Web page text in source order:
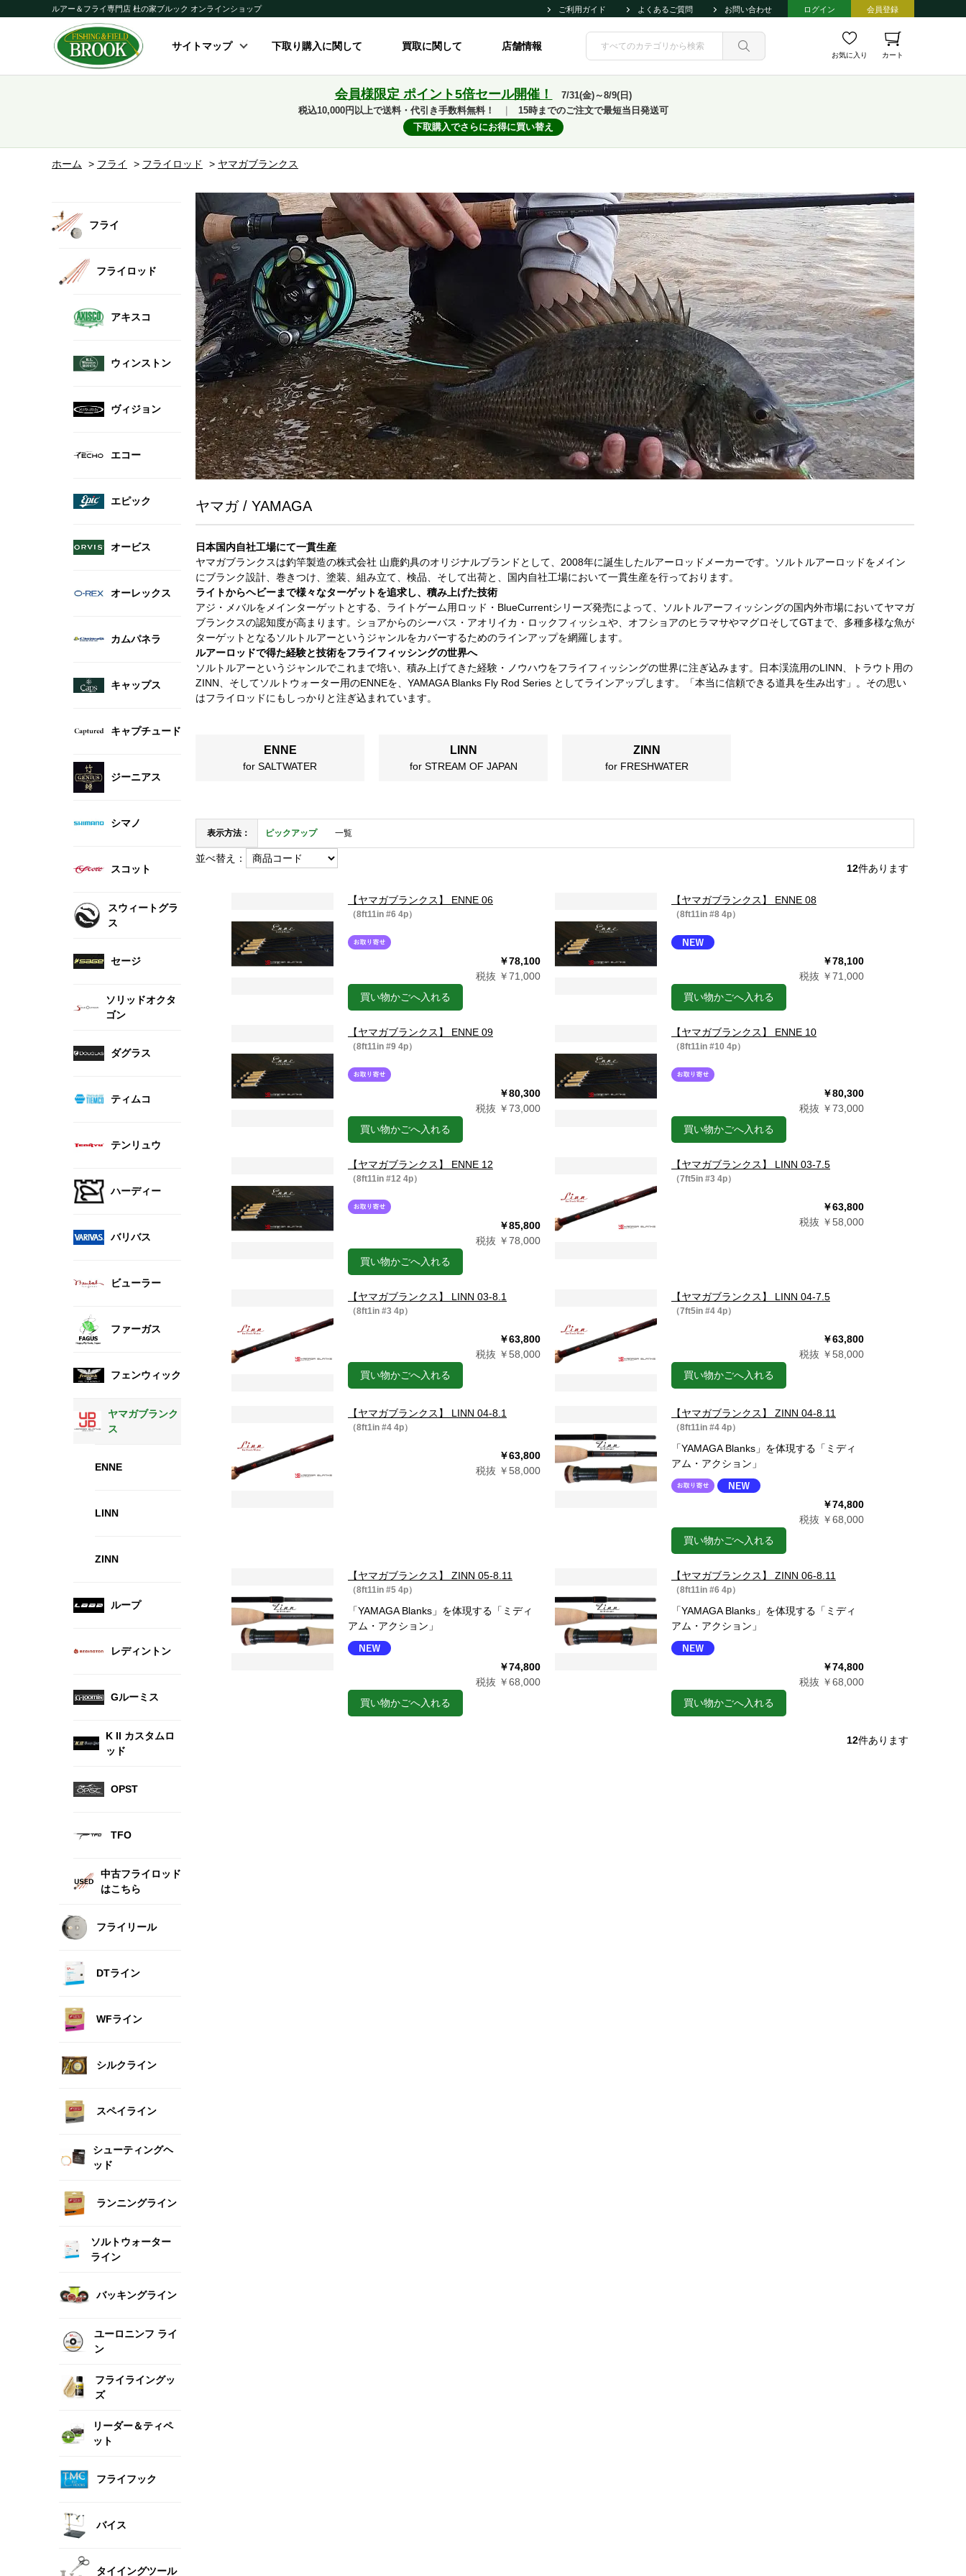
ルアー＆フライ専門店 杜の家ブルック オンラインショップ ご利用ガイド よくあるご質問 お問い合わせ ログイン 会員登録
サイトマップ 下取り購入に関して 買取に関して 店舗情報
お気に入り カート
会員様限定 ポイント5倍セール開催！
7/31(金)～8/9(日)
税込10,000円以上で送料・代引き手数料無料！
15時までのご注文で最短当日発送可
下取購入でさらにお得に買い替え
ホーム > フライ > フライロッド > ヤマガブランクス
フライ
フライロッド
アキスコ
ウィンストン
ヴィジョン
エコー
エピック
オービス
オーレックス
カムパネラ
キャップス
キャプチュード
ジーニアス
シマノ
スコット
スウィートグラ
ス
セージ
ソリッドオクタ
ゴン
ダグラス
ティムコ
テンリュウ
ハーディー
バリバス
ビューラー
ファーガス
フェンウィック
ヤマガブランク
ス
ENNE
LINN
ZINN
ループ
レディントン
Gルーミス
K II カスタムロ
ッド
OPST
TFO
中古フライロッド
はこちら
フライリール
DTライン
WFライン
シルクライン
スペイライン
シューティングヘ
ッド
ランニングライン
ソルトウォーター
ライン
バッキングライン
ユーロニンフ ライ
ン
フライライングッ
ズ
リーダー＆ティペ
ット
フライフック
バイス
タイイングツール
ヤマガ / YAMAGA
日本国内自社工場にて一貫生産
ヤマガブランクスは釣竿製造の株式会社 山鹿釣具のオリジナルブランドとして、2008年に誕生したルアーロッドメーカーです。ソルトルアーロッドをメイン
にブランク設計、巻きつけ、塗装、組み立て、検品、そして出荷と、国内自社工場において一貫生産を行っております。
ライトからヘビーまで様々なターゲットを追求し、積み上げた技術
アジ・メバルをメインターゲットとする、ライトゲーム用ロッド・BlueCurrentシリーズ発売によって、ソルトルアーフィッシングの国内外市場においてヤマガ
ブランクスの認知度が高まります。ショアからのシーバス・アオリイカ・ロックフィッシュや、オフショアのヒラマサやマグロそしてGTまで、多種多様な魚が
ターゲットとなるソルトルアーというジャンルをカバーするためのラインアップを網羅します。
ルアーロッドで得た経験と技術をフライフィッシングの世界へ
ソルトルアーというジャンルでこれまで培い、積み上げてきた経験・ノウハウをフライフィッシングの世界に注ぎ込みます。日本渓流用のLINN、トラウト用の
ZINN、そしてソルトウォーター用のENNEを、YAMAGA Blanks Fly Rod Series としてラインアップします。「本当に信頼できる道具を生み出す」。その思い
はフライロッドにもしっかりと注ぎ込まれています。
ENNE
for SALTWATER
LINN
for STREAM OF JAPAN
ZINN
for FRESHWATER
表示方法： ピックアップ 一覧
並べ替え：
12件あります
【ヤマガブランクス】 ENNE 06
（8ft11in #6 4p）
￥78,100
税抜 ￥71,000
買い物かごへ入れる
【ヤマガブランクス】 ENNE 08
（8ft11in #8 4p）
￥78,100
税抜 ￥71,000
買い物かごへ入れる
【ヤマガブランクス】 ENNE 09
（8ft11in #9 4p）
￥80,300
税抜 ￥73,000
買い物かごへ入れる
【ヤマガブランクス】 ENNE 10
（8ft11in #10 4p）
￥80,300
税抜 ￥73,000
買い物かごへ入れる
【ヤマガブランクス】 ENNE 12
（8ft11in #12 4p）
￥85,800
税抜 ￥78,000
買い物かごへ入れる
【ヤマガブランクス】 LINN 03-7.5
（7ft5in #3 4p）
￥63,800
税抜 ￥58,000
【ヤマガブランクス】 LINN 03-8.1
（8ft1in #3 4p）
￥63,800
税抜 ￥58,000
買い物かごへ入れる
【ヤマガブランクス】 LINN 04-7.5
（7ft5in #4 4p）
￥63,800
税抜 ￥58,000
買い物かごへ入れる
【ヤマガブランクス】 LINN 04-8.1
（8ft1in #4 4p）
￥63,800
税抜 ￥58,000
【ヤマガブランクス】 ZINN 04-8.11
（8ft11in #4 4p）
「YAMAGA Blanks」を体現する「ミディ
アム・アクション」
￥74,800
税抜 ￥68,000
買い物かごへ入れる
【ヤマガブランクス】 ZINN 05-8.11
（8ft11in #5 4p）
「YAMAGA Blanks」を体現する「ミディ
アム・アクション」
￥74,800
税抜 ￥68,000
買い物かごへ入れる
【ヤマガブランクス】 ZINN 06-8.11
（8ft11in #6 4p）
「YAMAGA Blanks」を体現する「ミディ
アム・アクション」
￥74,800
税抜 ￥68,000
買い物かごへ入れる
12件あります